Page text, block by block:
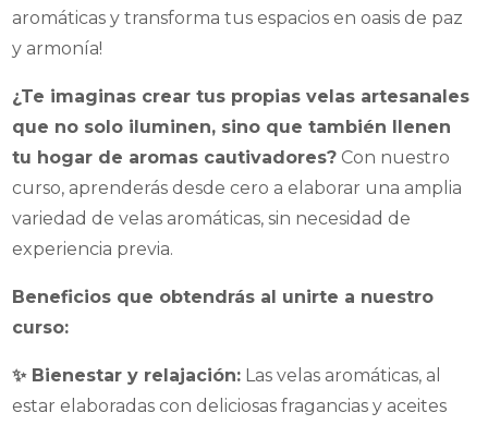
aromáticas y transforma tus espacios en oasis de paz
y armonía!
¿Te imaginas crear tus propias velas artesanales
que no solo iluminen, sino que también llenen
tu hogar de aromas cautivadores? Con nuestro
curso, aprenderás desde cero a elaborar una amplia
variedad de velas aromáticas, sin necesidad de
experiencia previa.
Beneficios que obtendrás al unirte a nuestro
curso:
✨ Bienestar y relajación: Las velas aromáticas, al
estar elaboradas con deliciosas fragancias y aceites